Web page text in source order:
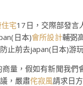
宅17日，交際部發言
日本)會所設計輔弼
止前去japan(日本)游
商量，假如有新聞我們
，嚴肅侘寂風請求日